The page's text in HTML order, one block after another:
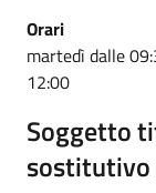
Orari
martedì dalle
12:00
Soggetto
sostitutivo